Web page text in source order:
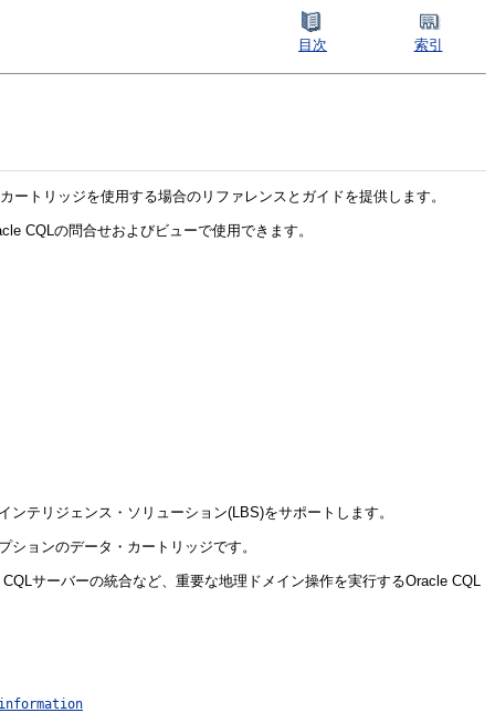
目次 索引
トリッジを使用する場合のリファレンスとガイドを提供します。
CQLの問合せおよびビューで使用できます。
テリジェンス・ソリューション(LBS)をサポートします。
ョンのデータ・カートリッジです。
サーバーの統合など、重要な地理ドメイン操作を実行するOracle CQL